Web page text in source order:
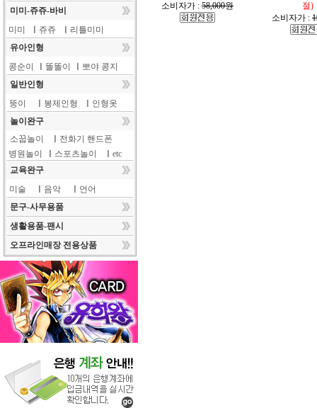
미미-쥬쥬-바비
미미
쥬쥬
리틀미미
유아인형
콩순이
똘똘이
뽀야 콩지
일반인형
뚱이
봉제인형
인형옷
놀이완구
소꿉놀이
전화기 핸드폰
병원놀이
스포츠놀이
etc
교육완구
미술
음악
언어
문구-사무용품
생활용품-팬시
오프라인매장 전용상품
소비자가 : 58,000원
절)
소비자가 :